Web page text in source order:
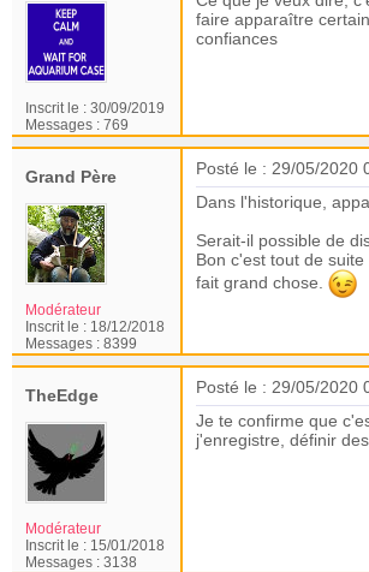
Inscrit le : 30/09/2019
Messages : 769
faire apparaître
confiances
Grand Père
Modérateur
Inscrit le : 18/12/2018
Messages : 8399
Posté le : 29/05/2020
Dans l'historique,
Serait-il possible de
Bon c'est tout de
fait grand chose.
TheEdge
Modérateur
Inscrit le : 15/01/2018
Messages : 3138
Posté le : 29/05/2020
Je te confirme que
j'enregistre, définir